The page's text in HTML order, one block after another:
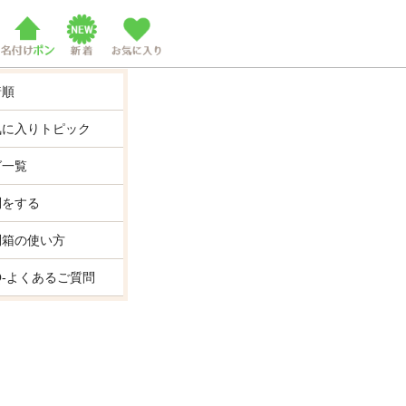
入りトピック
覧
する
の使い方
よくあるご質問